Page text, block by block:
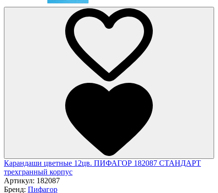
Карандаши цветные 12цв. ПИФАГОР 182087 СТАНДАРТ
трехгранный корпус
Артикул: 182087
Бренд: Пифагор